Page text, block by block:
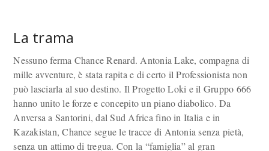
La trama
Nessuno ferma Chance Renard. Antonia Lake, compagna di
mille avventure, è stata rapita e di certo il Professionista non
può lasciarla al suo destino. Il Progetto Loki e il Gruppo 666
hanno unito le forze e concepito un piano diabolico. Da
Anversa a Santorini, dal Sud Africa fino in Italia e in
Kazakistan, Chance segue le tracce di Antonia senza pietà,
senza un attimo di tregua. Con la “famiglia” al gran